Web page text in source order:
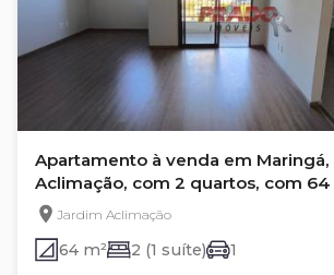
Apartamento à venda em Maringá,
Aclimação, com 2 quartos, com 64
RESIDENCE
Jardim Aclimação
64 m² 2 (1 suíte) 1